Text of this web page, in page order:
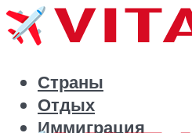
Страны
Отдых
Иммиграция